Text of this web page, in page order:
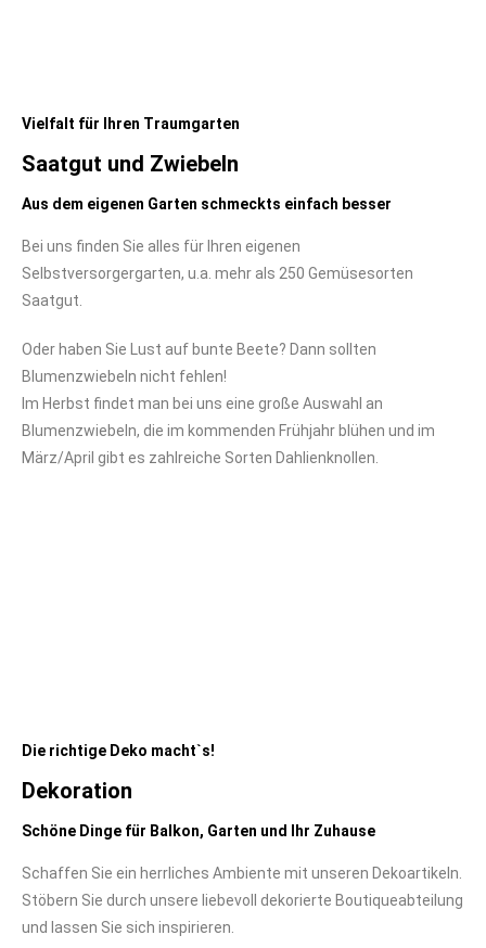
Vielfalt für Ihren Traumgarten
Saatgut und Zwiebeln
Aus dem eigenen Garten schmeckts einfach besser
Bei uns finden Sie alles für Ihren eigenen
Selbstversorgergarten, u.a. mehr als 250 Gemüsesorten
Saatgut.
Oder haben Sie Lust auf bunte Beete? Dann sollten
Blumenzwiebeln nicht fehlen!
Im Herbst findet man bei uns eine große Auswahl an
Blumenzwiebeln, die im kommenden Frühjahr blühen und im
März/April gibt es zahlreiche Sorten Dahlienknollen.
Die richtige Deko macht`s!
Dekoration
Schöne Dinge für Balkon, Garten und Ihr Zuhause
Schaffen Sie ein herrliches Ambiente mit unseren Dekoartikeln.
Stöbern Sie durch unsere liebevoll dekorierte Boutiqueabteilung
und lassen Sie sich inspirieren.